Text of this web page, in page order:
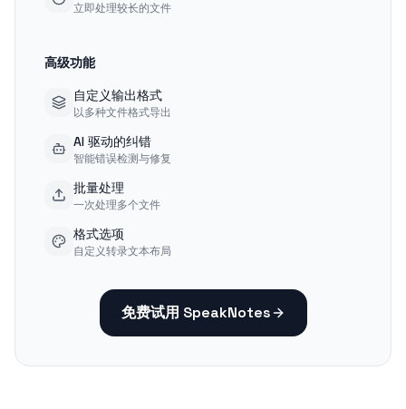
立即处理较长的文件
高级功能
自定义输出格式
以多种文件格式导出
AI 驱动的纠错
智能错误检测与修复
批量处理
一次处理多个文件
格式选项
自定义转录文本布局
免费试用 SpeakNotes